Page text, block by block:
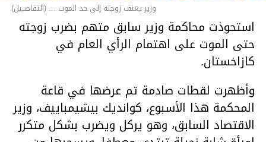
وزير يعنف زوجته إلى حد الموت ... (التفاصــيل)
استحوذت محاكمة وزير سابق متهم بضرب زوجته
حتى الموت على اهتمام الرأي العام في
كازاخستان.
وأظهرت لقطات صادمة تم عرضها في قاعة
المحكمة هذا الأسبوع، كوانديك بيشيمباييف، وزير
الاقتصاد السابق، وهو يركل ويضرب بشكل متكرر